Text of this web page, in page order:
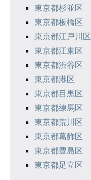
東京都杉並区
東京都板橋区
東京都江戸川区
東京都江東区
東京都渋谷区
東京都港区
東京都目黒区
東京都練馬区
東京都荒川区
東京都葛飾区
東京都豊島区
東京都足立区